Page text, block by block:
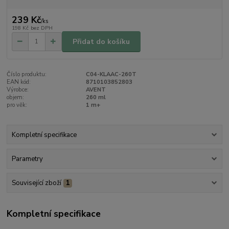
239 Kč/ks
198 Kč bez DPH
Přidat do košíku
Číslo produktu:
C04-KLAAC-260T
EAN kód:
8710103852803
Výrobce:
AVENT
objem:
260 ml
pro věk:
1 m+
Kompletní specifikace
Parametry
Související zboží 1
Kompletní specifikace